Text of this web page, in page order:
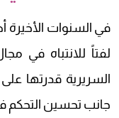
لفتاً للانتباه في
السريرية قدرتها
جانب تحسين التحكم